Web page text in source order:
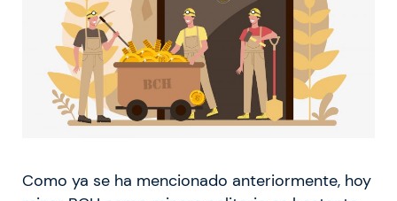
Como ya se ha mencionado anteriormente, hoy